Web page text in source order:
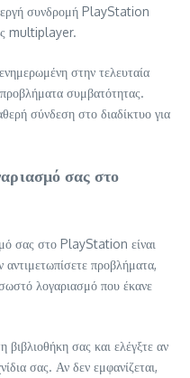
συνδρομή PlayStation
multiplayer.
στην τελευταία
συμβατότητας.
σύνδεση στο διαδίκτυο για
σας στο
σας στο PlayStation είναι
προβλήματα,
λογαριασμό που έκανε
βιβλιοθήκη σας και ελέγξτε αν
σας. Αν δεν εμφανίζεται,